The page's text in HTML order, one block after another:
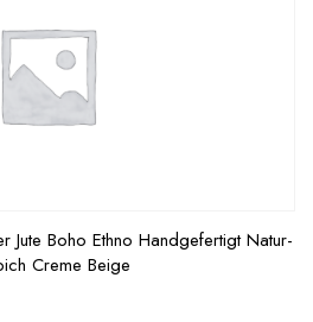
Jute Boho Ethno Handgefertigt Natur-
Creme Beige